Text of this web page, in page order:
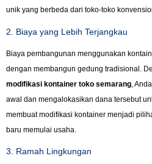
unik yang berbeda dari toko-toko
2. Biaya yang Lebih Terjangkau
Biaya pembangunan menggunakan
dengan membangun gedung tradisional.
modifikasi kontainer toko semarang ,
awal dan mengalokasikan dana tersebut
membuat modifikasi kontainer menjadi
baru memulai usaha.
3. Ramah Lingkungan